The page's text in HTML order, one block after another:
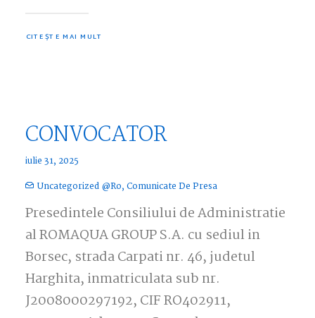
CITEȘTE MAI MULT
CONVOCATOR
iulie 31, 2025
Uncategorized @ro,Comunicate De Presa
Presedintele Consiliului de Administratie
al ROMAQUA GROUP S.A. cu sediul in
Borsec, strada Carpati nr. 46, judetul
Harghita, inmatriculata sub nr.
J2008000297192, CIF RO402911,